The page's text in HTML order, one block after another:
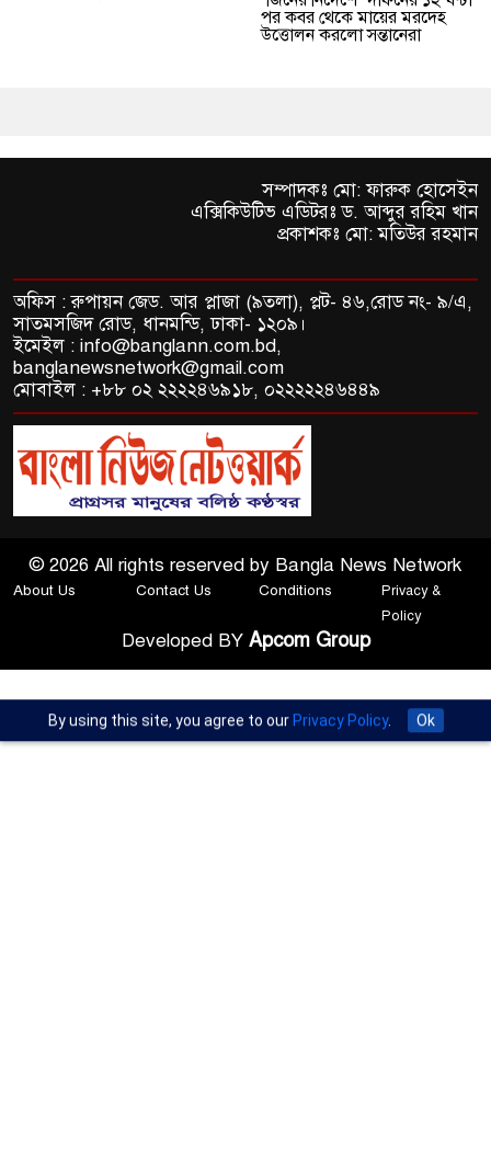
পর কবর থেকে মায়ের মরদেহ
উত্তোলন করলো সন্তানেরা
সম্পাদকঃ মো: ফারুক হোসেইন
এক্সিকিউটিভ এডিটরঃ ড. আব্দুর রহিম খান
প্রকাশকঃ মো: মতিউর রহমান
অফিস : রুপায়ন জেড. আর প্লাজা (৯তলা), প্লট- ৪৬,রোড নং- ৯/এ,
সাতমসজিদ রোড, ধানমন্ডি, ঢাকা- ১২০৯।
ইমেইল : info@banglann.com.bd,
banglanewsnetwork@gmail.com
মোবাইল : +৮৮ ০২ ২২২২৪৬৯১৮, ০২২২২২৪৬৪৪৯
© 2026 All rights reserved by Bangla News Network
About Us Contact Us Conditions
Privacy &
Policy
Developed BY Apcom Group
By using this site, you agree to our Privacy Policy. Ok